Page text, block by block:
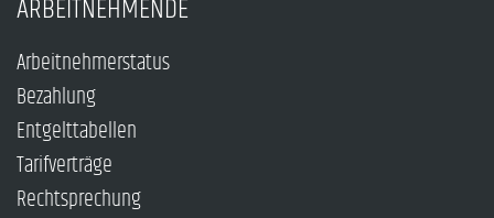
ARBEITNEHMENDE
Arbeitnehmerstatus
Bezahlung
Entgelttabellen
Tarifverträge
Rechtsprechung